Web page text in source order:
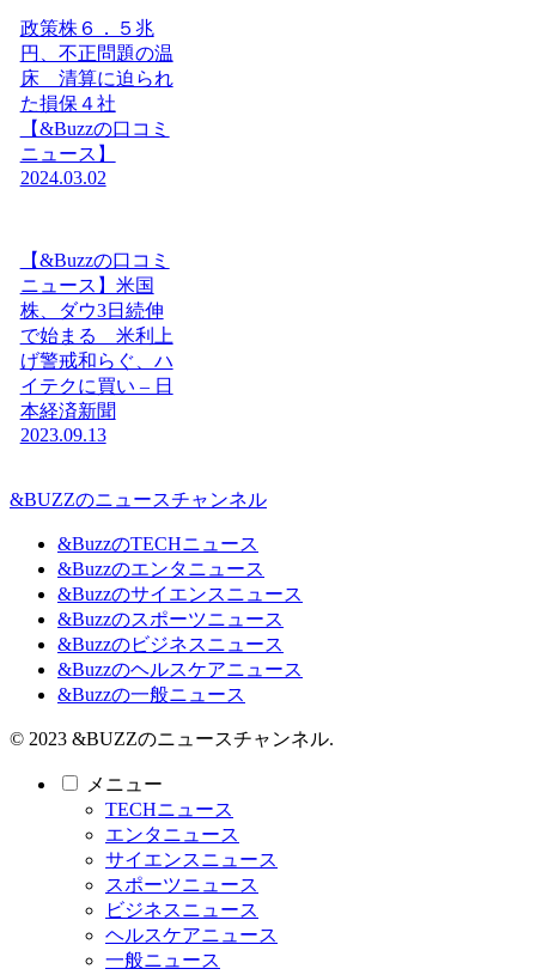
政策株６．５兆
円、不正問題の温
床 清算に迫られ
た損保４社
【&Buzzの口コミ
ニュース】
2024.03.02
【&Buzzの口コミ
ニュース】米国
株、ダウ3日続伸
で始まる 米利上
げ警戒和らぐ、ハ
イテクに買い – 日
本経済新聞
2023.09.13
&BUZZのニュースチャンネル
&BuzzのTECHニュース
&Buzzのエンタニュース
&Buzzのサイエンスニュース
&Buzzのスポーツニュース
&Buzzのビジネスニュース
&Buzzのヘルスケアニュース
&Buzzの一般ニュース
© 2023 &BUZZのニュースチャンネル.
メニュー
TECHニュース
エンタニュース
サイエンスニュース
スポーツニュース
ビジネスニュース
ヘルスケアニュース
一般ニュース